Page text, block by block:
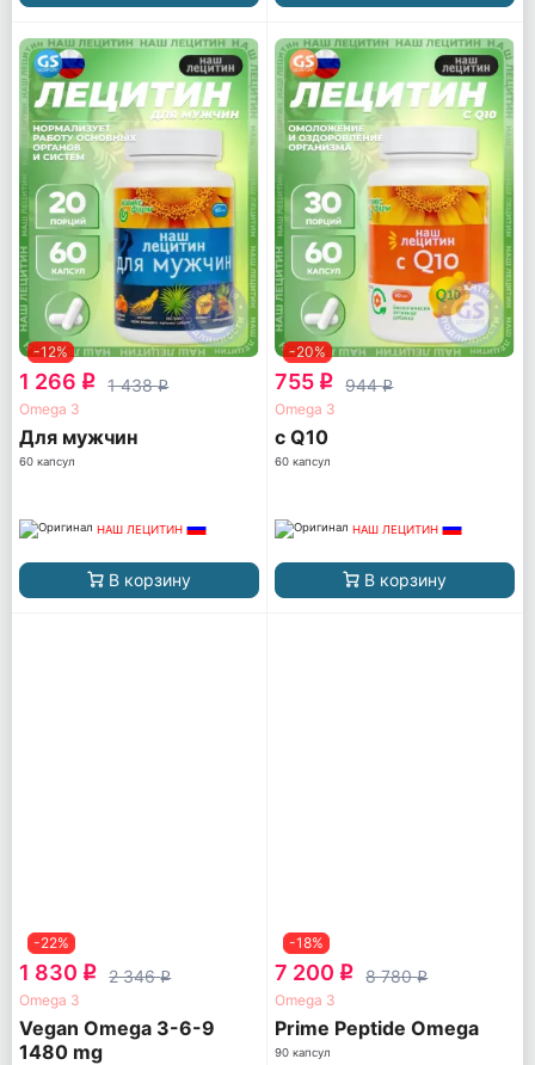
-12%
1 266 q 1 438q
Omega 3
Для мужчин
60 капсул
НАШ ЛЕЦИТИН
В корзину
-20%
755 q 944q
Omega 3
с Q10
60 капсул
НАШ ЛЕЦИТИН
В корзину
-22%
1 830 q 2 346q
Omega 3
Vegan Omega 3-6-9
1480 mg
-18%
7 200 q 8 780q
Omega 3
Prime Peptide Omega
90 капсул